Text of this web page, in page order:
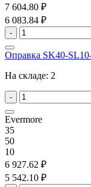
7 604.80 ₽
6 083.84 ₽
-
Оправка SK40-
На складе: 2
-
Evermore
35
50
10
6 927.62 ₽
5 542.10 ₽